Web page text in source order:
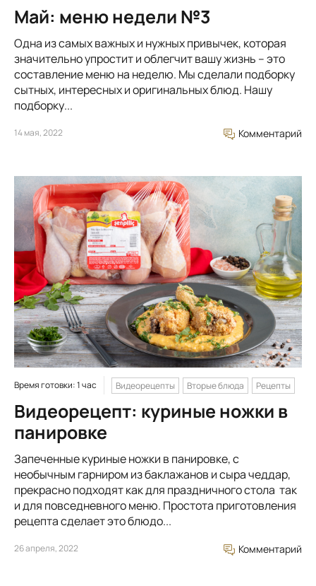
Май: меню недели №3
Одна из самых важных и нужных привычек, которая
значительно упростит и облегчит вашу жизнь – это
составление меню на неделю. Мы сделали подборку
сытных, интересных и оригинальных блюд. Нашу
подборку...
14 мая, 2022 Комментарий
Время готовки: 1 час Видеорецепты Вторые блюда Рецепты
Видеорецепт: куриные ножки в
панировке
Запеченные куриные ножки в панировке, с
необычным гарниром из баклажанов и сыра чеддар,
прекрасно подходят как для праздничного стола так
и для повседневного меню. Простота приготовления
рецепта сделает это блюдо...
26 апреля, 2022 Комментарий